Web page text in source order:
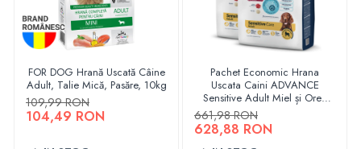
FOR DOG Hrană Uscată Câine
Adult, Talie Mică, Pasăre, 10kg
109,99 RON
104,49 RON
Pachet Economic Hrana
Uscata Caini ADVANCE
Sensitive Adult Miel și Orez
2x12kg
661,98 RON
628,88 RON